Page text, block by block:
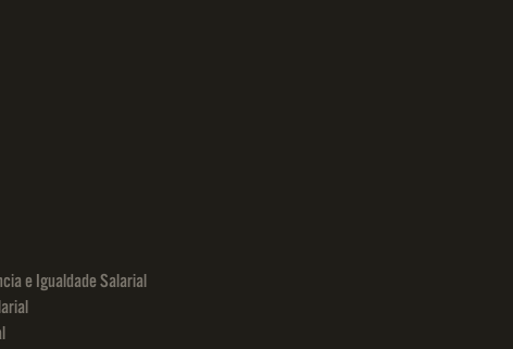
e Igualdade Salarial